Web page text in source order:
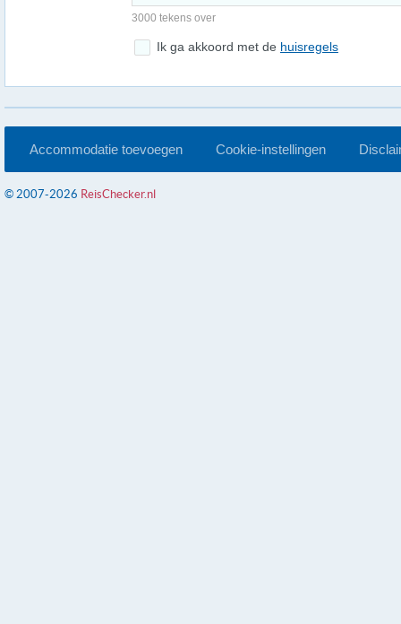
3000 tekens over
Ik ga akkoord met de huisregels
Accommodatie toevoegen Cookie-instellingen
© 2007-2026 ReisChecker.nl